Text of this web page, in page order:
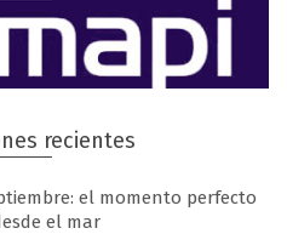
recientes
el momento perfecto
el mar